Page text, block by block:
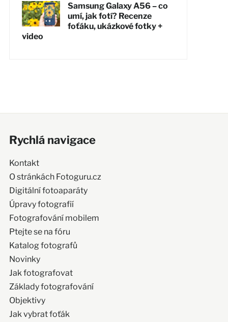
Samsung Galaxy A56 – co
umí, jak fotí? Recenze
foťáku, ukázkové fotky +
video
Rychlá navigace
Kontakt
O stránkách Fotoguru.cz
Digitální fotoaparáty
Úpravy fotografií
Fotografování mobilem
Ptejte se na fóru
Katalog fotografů
Novinky
Jak fotografovat
Základy fotografování
Objektivy
Jak vybrat foťák